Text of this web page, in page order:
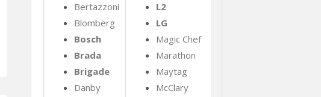
Bertazzoni
Blomberg
Bosch
Brada
Brigade
Danby
L2
LG
Magic Chef
Marathon
Maytag
McClary